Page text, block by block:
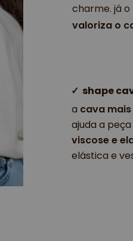
charme. já o
valoriza o
✓ shape
a cava
ajuda a
viscose e
elástica e